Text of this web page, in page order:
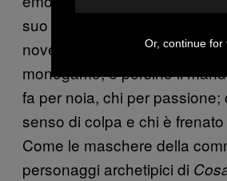
suo giovane e inesperto
novelli terrorizzati dalla
monogamo, e persino il
fa per noia, chi per passione;
senso di colpa e chi è
Come le maschere della
personaggi archetipici di
Or, continue for